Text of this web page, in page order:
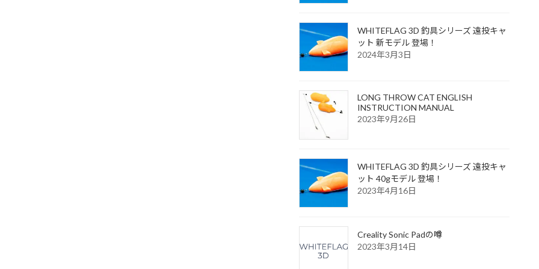
WHITEFLAG 3D 釣具シリーズ 遠投キャ
ット 新モデル 登場！
2024年3月3日
LONG THROW CAT ENGLISH
INSTRUCTION MANUAL
2023年9月26日
WHITEFLAG 3D 釣具シリーズ 遠投キャ
ット 40gモデル 登場！
2023年4月16日
Creality Sonic Padの噂
2023年3月14日